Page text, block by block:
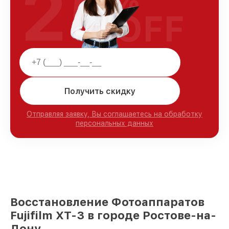
Получить скидку
Отправляя заявку, Вы соглашаетесь на обработку
персональных данных
OFF
Восстановление Фотоаппаратов
Fujifilm XT-3 в городе Ростове-на-